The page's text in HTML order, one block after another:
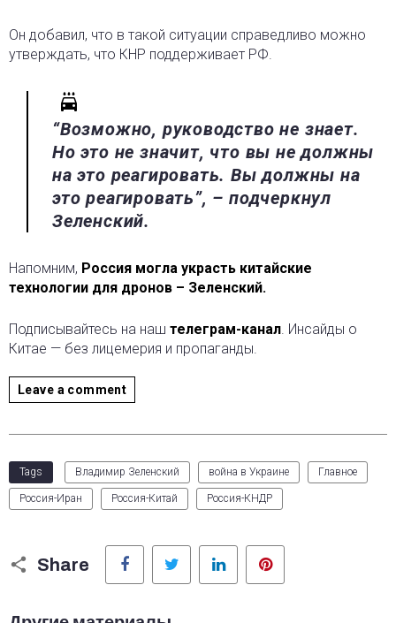
Он добавил, что в такой ситуации справедливо можно
утверждать, что КНР поддерживает РФ.
“Возможно, руководство не знает.
Но это не значит, что вы не должны
на это реагировать. Вы должны на
это реагировать”, – подчеркнул
Зеленский.
Напомним, Россия могла украсть китайские
технологии для дронов – Зеленский.
Подписывайтесь на наш телеграм-канал. Инсайды о
Китае — без лицемерия и пропаганды.
Leave a comment
Tags Владимир Зеленский война в Украине Главное
Россия-Иран Россия-Китай Россия-КНДР
Share
Facebook Twitter LinkedIn